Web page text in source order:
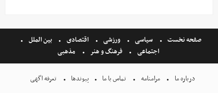
صفحه نخست سیاسی ورزشی اقتصادی
بین الملل
اجتماعی
فرهنگ و هنر مذهبی
درباره ما مرامنامه تماس با ما پیوندها تعرفه اگهی